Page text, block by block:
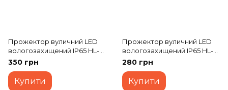
Прожектор вуличний LED
вологозахищений IP65 HL-
28/20W NW
350 грн
Купити
Прожектор вуличний LED
вологозахищений IP65 HL-
29/10W CW
280 грн
Купити